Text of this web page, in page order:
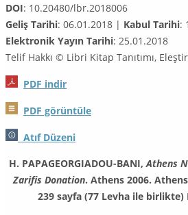
DOI: 10.20480/lbr.2018006
Geliş Tarihi: 06.01.2018 | Kabul Tarihi:
Elektronik Yayın Tarihi: 25.01.2018
Telif Hakkı © Libri Kitap Tanıtımı,
PDF indir
PDF görüntüle
Atıf Düzeni
H. PAPAGEORGIADOU-BANI,Athens
Zarifis Donation. Athens 2006.
239 sayfa (77 Levha ile birlikte)